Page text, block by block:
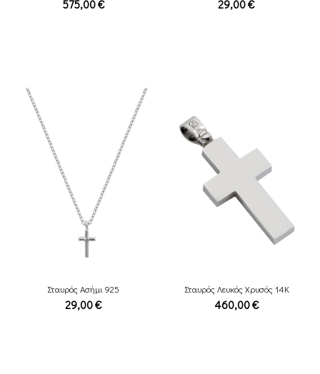
575,00€ 29,00€
Σταυρός Ασήμι 925
29,00€
Σταυρός Λευκός Χρυσός 14Κ
460,00€